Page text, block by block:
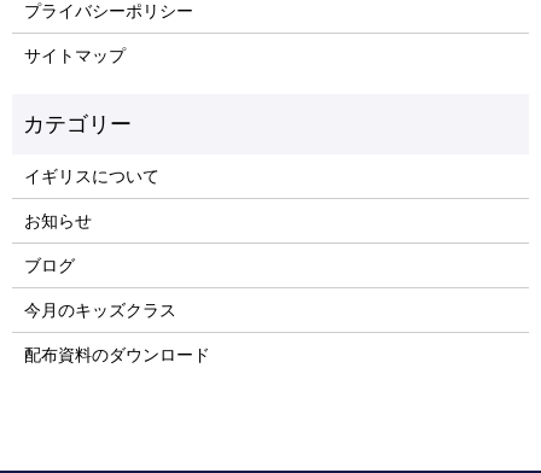
プライバシーポリシー
サイトマップ
イギリスについて
お知らせ
ブログ
今月のキッズクラス
配布資料のダウンロード